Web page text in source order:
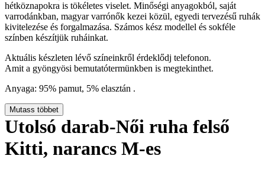
hétköznapokra is tökéletes viselet. Minőségi anyagokból, saját
varrodánkban, magyar varrónők kezei közül, egyedi tervezésű ruhák
kivitelezése és forgalmazása. Számos kész modellel és sokféle
színben készítjük ruháinkat.
Aktuális készleten lévő színeinkről érdeklődj telefonon.
Amit a gyöngyösi bemutatótermünkben is megtekinthet.
Anyaga: 95% pamut, 5% elasztán .
Mutass többet
Utolsó darab-Női ruha felső
Kitti, narancs M-es